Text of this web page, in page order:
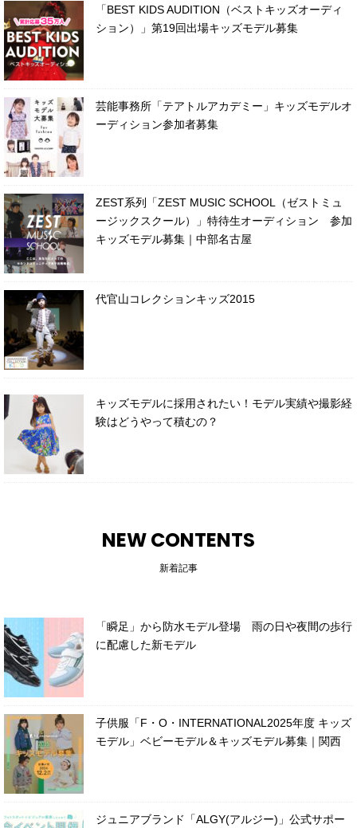
「BEST KIDS AUDITION（ベストキッズオーディ
ション）」第19回出場キッズモデル募集
芸能事務所「テアトルアカデミー」キッズモデルオ
ーディション参加者募集
ZEST系列「ZEST MUSIC SCHOOL（ゼストミュ
ージックスクール）」特待生オーディション 参加
キッズモデル募集｜中部名古屋
代官山コレクションキッズ2015
キッズモデルに採用されたい！モデル実績や撮影経
験はどうやって積むの？
NEW CONTENTS
新着記事
「瞬足」から防水モデル登場 雨の日や夜間の歩行
に配慮した新モデル
子供服「F・O・INTERNATIONAL2025年度 キッズ
モデル」ベビーモデル＆キッズモデル募集｜関西
ジュニアブランド「ALGY(アルジー)」公式サポー